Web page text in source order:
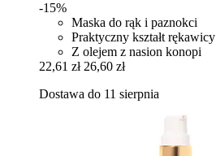
-15%
Maska do rąk i paznokci
Praktyczny kształt rękawicy
Z olejem z nasion konopi
22,61 zł 26,60 zł
Dostawa do 11 sierpnia